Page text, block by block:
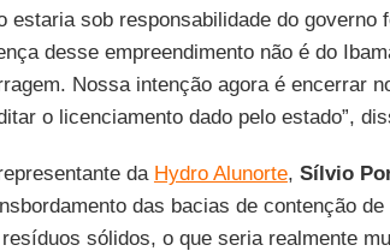
estaria sob responsabilidade do governo
desse empreendimento não é do
Nossa intenção agora é encerrar
o licenciamento dado pelo estado”,
da Hydro Alunorte, Sílvio
das bacias de contenção
sólidos, o que seria realmente